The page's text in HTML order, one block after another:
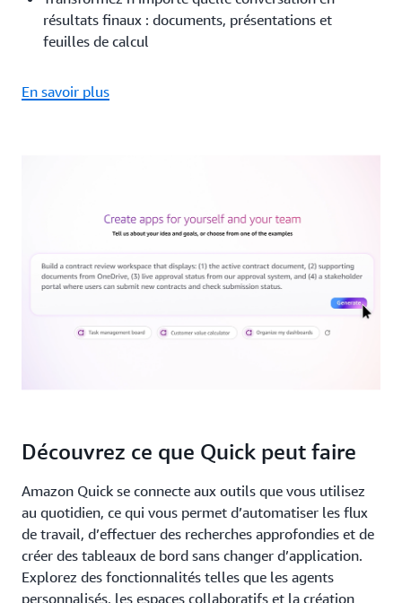
résultats finaux : documents, présentations et
feuilles de calcul
En savoir plus
Découvrez ce que Quick peut faire
Amazon Quick se connecte aux outils que vous utilisez
au quotidien, ce qui vous permet d’automatiser les flux
de travail, d’effectuer des recherches approfondies et de
créer des tableaux de bord sans changer d’application.
Explorez des fonctionnalités telles que les agents
personnalisés, les espaces collaboratifs et la création